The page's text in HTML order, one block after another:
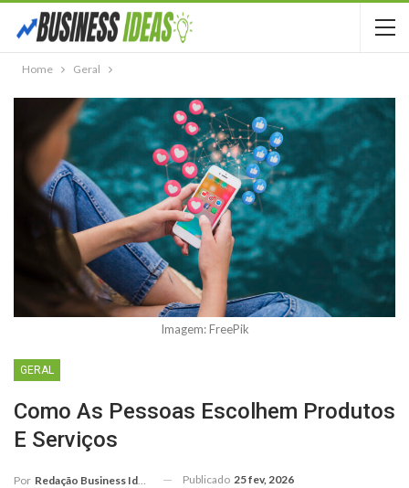
Home Geral
Imagem: FreePik
GERAL
Como As Pessoas Escolhem Produtos
E Serviços
Por Redação Business Ideas Publicado 25 fev, 2026